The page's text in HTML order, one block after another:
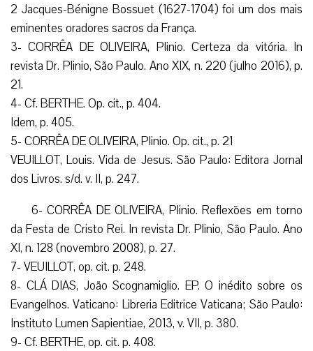
2 Jacques-Bénigne Bossuet (1627-1704) foi um dos mais
eminentes oradores sacros da França.
3- CORRÊA DE OLIVEIRA, Plinio. Certeza da vitória. In
revista Dr. Plinio, São Paulo. Ano XIX, n. 220 (julho 2016), p.
21.
4- Cf. BERTHE. Op. cit., p. 404.
Idem, p. 405.
5- CORRÊA DE OLIVEIRA, Plinio. Op. cit., p. 21
VEUILLOT, Louis. Vida de Jesus. São Paulo: Editora Jornal
dos Livros. s/d. v. II, p. 247.
6- CORRÊA DE OLIVEIRA, Plinio. Reflexões em torno
da Festa de Cristo Rei. In revista Dr. Plinio, São Paulo. Ano
XI, n. 128 (novembro 2008), p. 27.
7- VEUILLOT, op. cit. p. 248.
8- CLÁ DIAS, João Scognamiglio. EP. O inédito sobre os
Evangelhos. Vaticano: Libreria Editrice Vaticana; São Paulo:
Instituto Lumen Sapientiae, 2013, v. VII, p. 380.
9- Cf. BERTHE, op. cit. p. 408.